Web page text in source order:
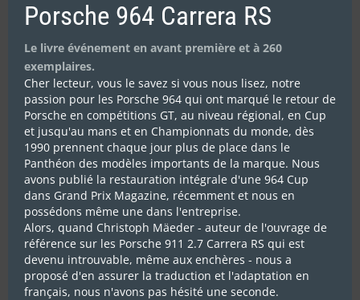
ABONNEZ-VOUS
LES DERNIERS REPORTAGES
Porsche 964 Carrera RS
Le livre événement en avant première et à 260
exemplaires.
Cher lecteur, vous le savez si vous nous lisez, notre
passion pour les Porsche 964 qui ont marqué le retour de
Porsche en compétitions GT, au niveau régional, en Cup
et jusqu'au mans et en Championnats du monde, dès
1990 prennent chaque jour plus de place dans le
Panthéon des modèles importants de la marque. Nous
avons publié la restauration intégrale d'une 964 Cup
dans Grand Prix Magazine, récemment et nous en
possédons même une dans l'entreprise.
Alors, quand Christoph Mäeder - auteur de l'ouvrage de
référence sur les Porsche 911 2.7 Carrera RS qui est
devenu introuvable, même aux enchères - nous a
proposé d'en assurer la traduction et l'adaptation en
français, nous n'avons pas hésité une seconde.